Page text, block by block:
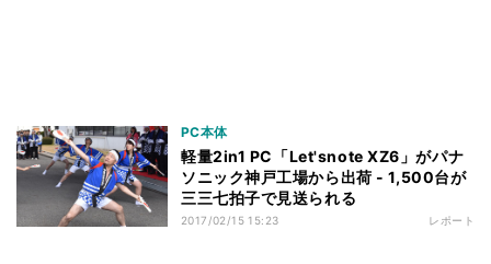
PC本体
軽量2in1 PC「Let'snote XZ6」がパナ
ソニック神戸工場から出荷 - 1,500台が
三三七拍子で見送られる
2017/02/15 15:23 レポート